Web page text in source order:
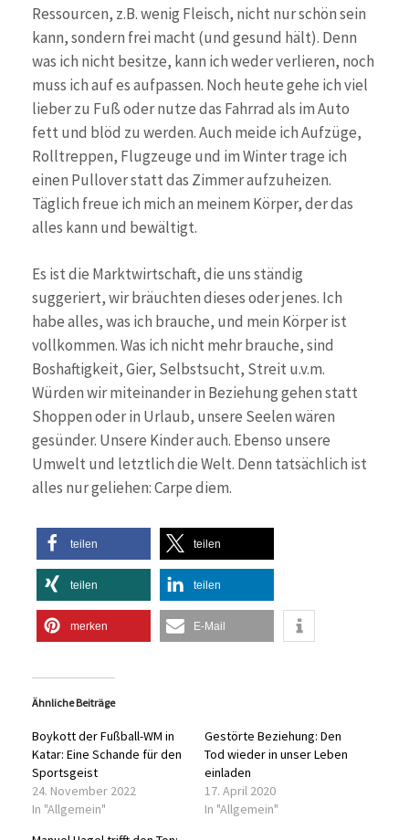
Ressourcen, z.B. wenig Fleisch, nicht nur schön sein
kann, sondern frei macht (und gesund hält). Denn
was ich nicht besitze, kann ich weder verlieren, noch
muss ich auf es aufpassen. Noch heute gehe ich viel
lieber zu Fuß oder nutze das Fahrrad als im Auto
fett und blöd zu werden. Auch meide ich Aufzüge,
Rolltreppen, Flugzeuge und im Winter trage ich
einen Pullover statt das Zimmer aufzuheizen.
Täglich freue ich mich an meinem Körper, der das
alles kann und bewältigt.
Es ist die Marktwirtschaft, die uns ständig
suggeriert, wir bräuchten dieses oder jenes. Ich
habe alles, was ich brauche, und mein Körper ist
vollkommen. Was ich nicht mehr brauche, sind
Boshaftigkeit, Gier, Selbstsucht, Streit u.v.m.
Würden wir miteinander in Beziehung gehen statt
Shoppen oder in Urlaub, unsere Seelen wären
gesünder. Unsere Kinder auch. Ebenso unsere
Umwelt und letztlich die Welt. Denn tatsächlich ist
alles nur geliehen: Carpe diem.
teilen teilen
teilen teilen
merken E-Mail
Ähnliche Beiträge
Boykott der Fußball-WM in
Katar: Eine Schande für den
Sportsgeist
24. November 2022
In "Allgemein"
Gestörte Beziehung: Den
Tod wieder in unser Leben
einladen
17. April 2020
In "Allgemein"